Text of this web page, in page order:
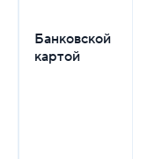
Банковской
картой